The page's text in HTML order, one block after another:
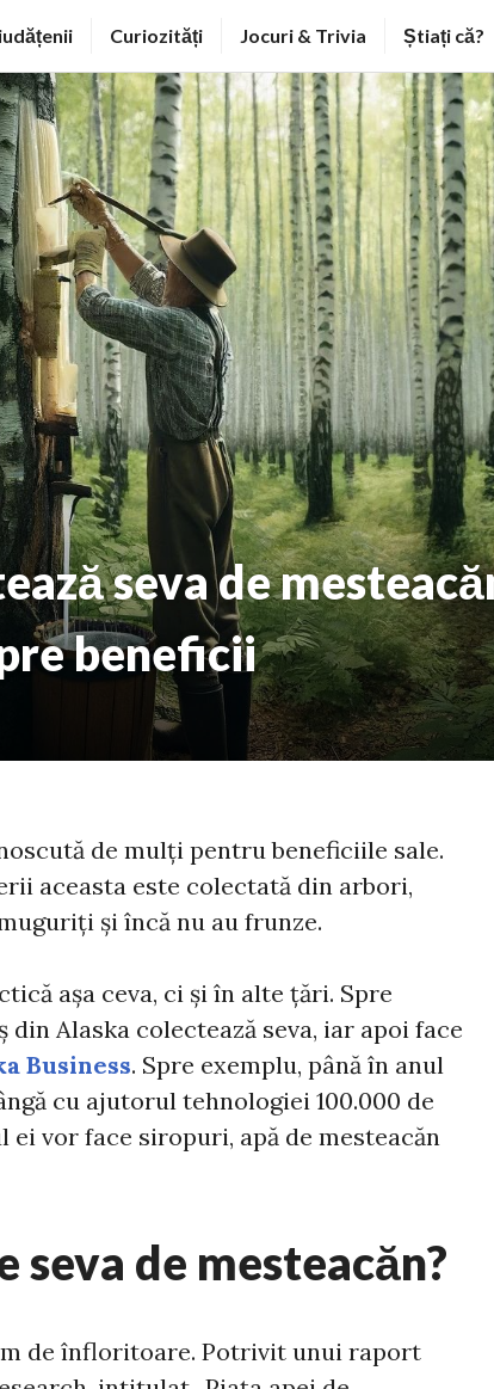
Curiozități Jocuri & Trivia Știați că?
seva de
beneficii
de mulți pentru beneficiile sale.
aceasta este colectată din arbori,
și încă nu au frunze.
așa ceva, ci și în alte țări. Spre
din Alaska colectează seva, iar apoi face
Business. Spre exemplu, până în anul
cu ajutorul tehnologiei 100.000 de
ei vor face siropuri, apă de mesteacăn
seva de mesteacăn?
de înfloritoare. Potrivit unui raport